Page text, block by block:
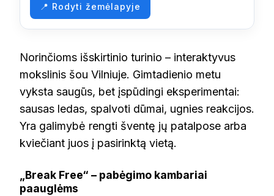
📍 Rodyti žemėlapyje
Norinčioms išskirtinio turinio – interaktyvus
mokslinis šou Vilniuje. Gimtadienio metu
vyksta saugūs, bet įspūdingi eksperimentai:
sausas ledas, spalvoti dūmai, ugnies reakcijos.
Yra galimybė rengti šventę jų patalpose arba
kviečiant juos į pasirinktą vietą.
„Break Free“ – pabėgimo kambariai
paauglėms